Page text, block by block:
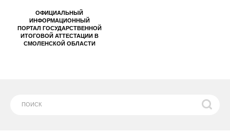
ОФИЦИАЛЬНЫЙ
ИНФОРМАЦИОННЫЙ
ПОРТАЛ ГОСУДАРСТВЕННОЙ
ИТОГОВОЙ АТТЕСТАЦИИ В
СМОЛЕНСКОЙ ОБЛАСТИ